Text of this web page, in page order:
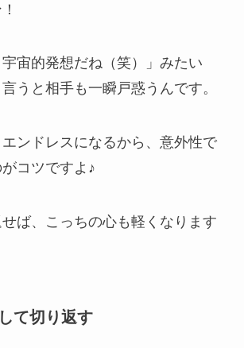
宇宙的発想だね（笑）」みたい
うと相手も一瞬戸惑うんです。
ンドレスになるから、意外性で
コツですよ♪
ば、こっちの心も軽くなります
て切り返す